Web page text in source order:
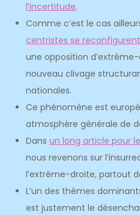
l’incertitude.
Comme c’est le cas
centristes se
une opposition
nouveau clivage
nationales.
Ce phénomène est
atmosphère générale de
Dansun long article pour
nous revenons sur
l’extrême-droite, partout
L’un des thèmes
est justement le